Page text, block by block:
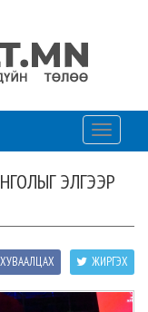
Toggle
ЭЛГЭЭР
ЖИРГЭХ
ХУВААЛЦАХ